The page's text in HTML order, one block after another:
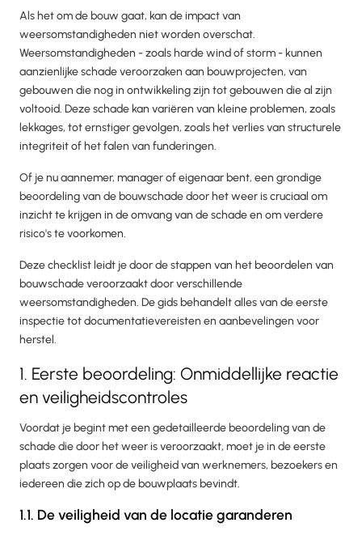
Als het om de bouw gaat, kan de impact van
weersomstandigheden niet worden overschat.
Weersomstandigheden - zoals harde wind of storm - kunnen
aanzienlijke schade veroorzaken aan bouwprojecten, van
gebouwen die nog in ontwikkeling zijn tot gebouwen die al zijn
voltooid. Deze schade kan variëren van kleine problemen, zoals
lekkages, tot ernstiger gevolgen, zoals het verlies van structurele
integriteit of het falen van funderingen.
Of je nu aannemer, manager of eigenaar bent, een grondige
beoordeling van de bouwschade door het weer is cruciaal om
inzicht te krijgen in de omvang van de schade en om verdere
risico's te voorkomen.
Deze checklist leidt je door de stappen van het beoordelen van
bouwschade veroorzaakt door verschillende
weersomstandigheden. De gids behandelt alles van de eerste
inspectie tot documentatievereisten en aanbevelingen voor
herstel.
1. Eerste beoordeling: Onmiddellijke reactie
en veiligheidscontroles
Voordat je begint met een gedetailleerde beoordeling van de
schade die door het weer is veroorzaakt, moet je in de eerste
plaats zorgen voor de veiligheid van werknemers, bezoekers en
iedereen die zich op de bouwplaats bevindt.
1.1. De veiligheid van de locatie garanderen